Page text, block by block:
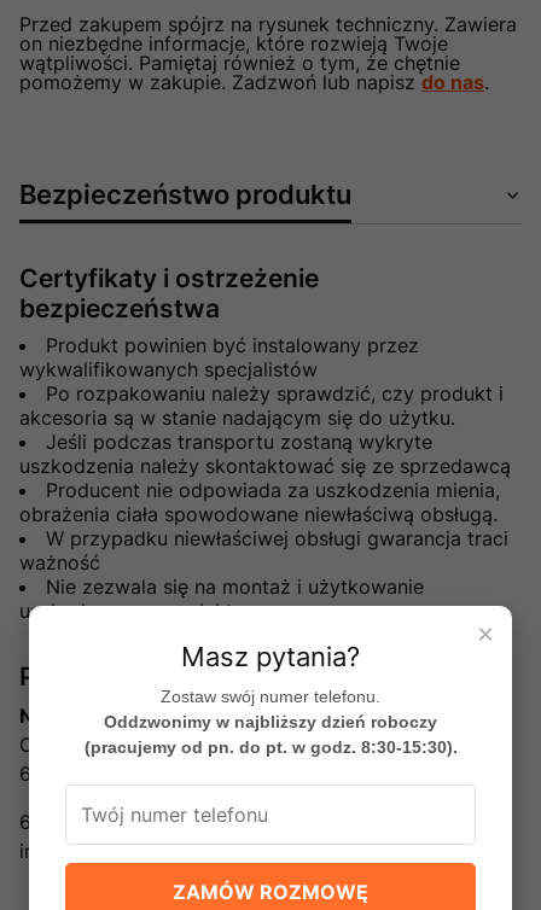
Przed zakupem spójrz na rysunek techniczny. Zawiera
on niezbędne informacje, które rozwieją Twoje
wątpliwości. Pamiętaj również o tym, że chętnie
pomożemy w zakupie. Zadzwoń lub napiszdo nas.
Bezpieczeństwo produktu
Certyfikaty i ostrzeżenie
bezpieczeństwa
Produkt powinien być instalowany przez
wykwalifikowanych specjalistów
Po rozpakowaniu należy sprawdzić, czy produkt i
akcesoria są w stanie nadającym się do użytku.
Jeśli podczas transportu zostaną wykryte
uszkodzenia należy skontaktować się ze sprzedawcą
Producent nie odpowiada za uszkodzenia mienia,
obrażenia ciała spowodowane niewłaściwą obsługą.
W przypadku niewłaściwej obsługi gwarancja traci
ważność
Nie zezwala się na montaż i użytkowanie
uszkodzonego produktu
Producent
Novellini Sp. z o.o.
Obornicka 229
60-650 Poznań, Polska
61 296 70 32
info@novellini.pl
×
Masz pytania?
Zostaw swój numer telefonu.
Oddzwonimy w najbliższy dzień roboczy
(pracujemy od pn. do pt. w godz. 8:30-15:30).
ZAMÓW ROZMOWĘ